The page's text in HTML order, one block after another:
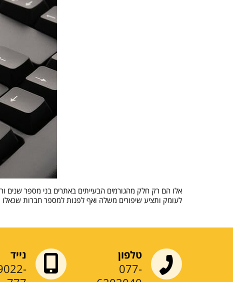
אלו הם רק חלק מהגורמים הבעייתים באתרים בני מספר שנים
לעומק ותציע שיפורים משלה ואף לפנות למספר חברות שכאלו ולקבל
טלפון
077-
נייד